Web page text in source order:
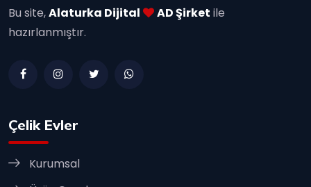
Bu site,Alaturka Dijital AD Şirket ile
hazırlanmıştır.
Çelik Evler
Kurumsal